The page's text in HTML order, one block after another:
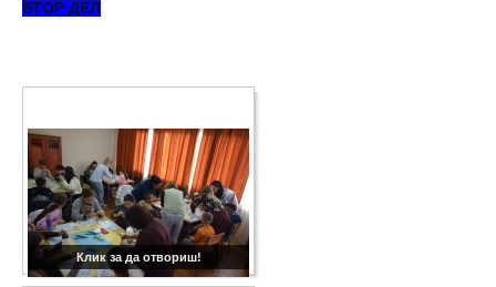
ВТОР ДЕЛ
Клик за да отвориш!